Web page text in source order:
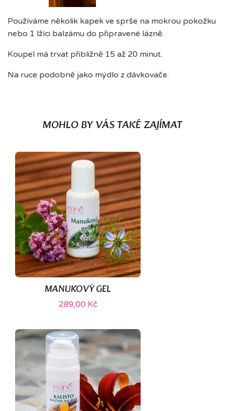
Používáme několik kapek ve sprše na mokrou pokožku
nebo 1 lžíci balzámu do připravené lázně.
Koupel má trvat přibližně 15 až 20 minut.
Na ruce podobně jako mýdlo z dávkovače.
MOHLO BY VÁS TAKÉ ZAJÍMAT
MANUKOVÝ GEL
289,00 Kč
(1)